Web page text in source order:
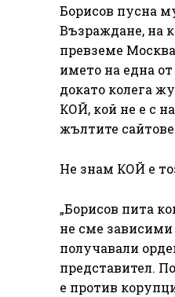
Борисов пусна
Възраждане, на
превземе
името на една
докато колега
КОЙ, кой не е с
жълтите
Не знам КОЙ е
„Борисов пита
не сме
получавали
представител.
е против